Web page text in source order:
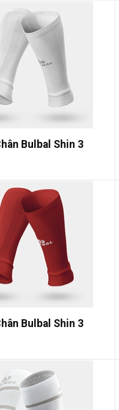
Bulbal Shin 3
Bulbal Shin 3